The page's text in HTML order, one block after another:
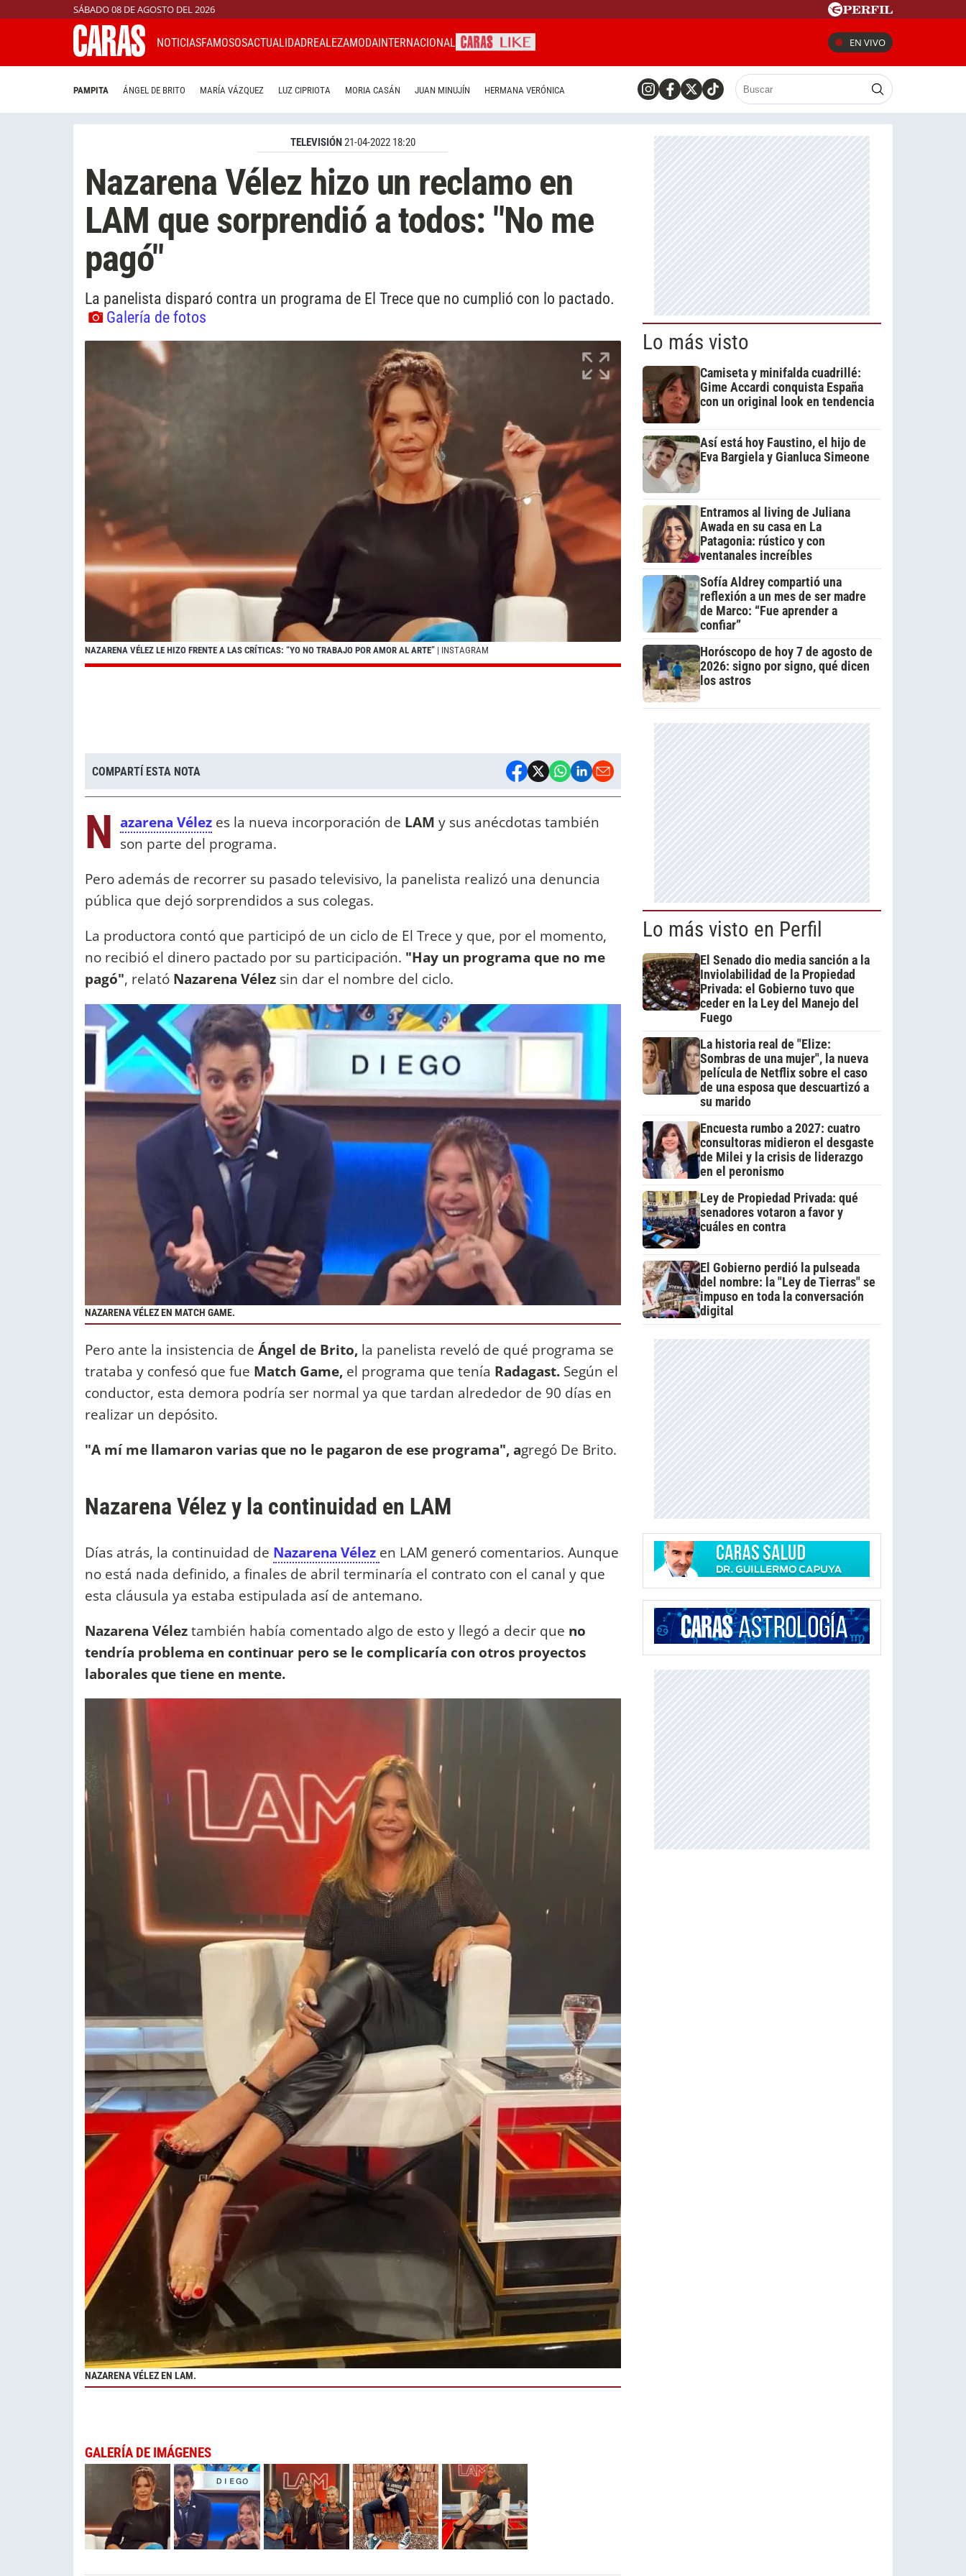
SÁBADO 08 DE AGOSTO DEL 2026
NOTICIASFAMOSOSACTUALIDADREALEZAMODAINTERNACIONAL EN VIVO
PAMPITA ÁNGEL DE BRITO MARÍA VÁZQUEZ LUZ CIPRIOTA MORIA CASÁN JUAN MINUJÍN HERMANA VERÓNICA
TELEVISIÓN21-04-2022 18:20
Nazarena Vélez hizo un reclamo en
LAM que sorprendió a todos: "No me
pagó"
La panelista disparó contra un programa de El Trece que no cumplió con lo pactado.
Galería de fotos
NAZARENA VÉLEZ LE HIZO FRENTE A LAS CRÍTICAS: “YO NO TRABAJO POR AMOR AL ARTE” | INSTAGRAM
COMPARTÍ ESTA NOTA
N azarena Vélez es la nueva incorporación de LAM y sus anécdotas también
son parte del programa.
Pero además de recorrer su pasado televisivo, la panelista realizó una denuncia
pública que dejó sorprendidos a sus colegas.
La productora contó que participó de un ciclo de El Trece y que, por el momento,
no recibió el dinero pactado por su participación. "Hay un programa que no me
pagó", relató Nazarena Vélez sin dar el nombre del ciclo.
NAZARENA VÉLEZ EN MATCH GAME.
Pero ante la insistencia de Ángel de Brito, la panelista reveló de qué programa se
trataba y confesó que fue Match Game, el programa que tenía Radagast. Según el
conductor, esta demora podría ser normal ya que tardan alrededor de 90 días en
realizar un depósito.
"A mí me llamaron varias que no le pagaron de ese programa", agregó De Brito.
Nazarena Vélez y la continuidad en LAM
Días atrás, la continuidad de Nazarena Vélez en LAM generó comentarios. Aunque
no está nada definido, a finales de abril terminaría el contrato con el canal y que
esta cláusula ya estaba estipulada así de antemano.
Nazarena Véleztambién había comentado algo de esto y llegó a decir que no
tendría problema en continuar pero se le complicaría con otros proyectos
laborales que tiene en mente.
NAZARENA VÉLEZ EN LAM.
GALERÍA DE IMÁGENES
Lo más visto
Camiseta y minifalda cuadrillé:
Gime Accardi conquista España
con un original look en tendencia
Así está hoy Faustino, el hijo de
Eva Bargiela y Gianluca Simeone
Entramos al living de Juliana
Awada en su casa en La
Patagonia: rústico y con
ventanales increíbles
Sofía Aldrey compartió una
reflexión a un mes de ser madre
de Marco: “Fue aprender a
confiar”
Horóscopo de hoy 7 de agosto de
2026: signo por signo, qué dicen
los astros
Lo más visto en Perfil
El Senado dio media sanción a la
Inviolabilidad de la Propiedad
Privada: el Gobierno tuvo que
ceder en la Ley del Manejo del
Fuego
La historia real de "Elize:
Sombras de una mujer", la nueva
película de Netflix sobre el caso
de una esposa que descuartizó a
su marido
Encuesta rumbo a 2027: cuatro
consultoras midieron el desgaste
de Milei y la crisis de liderazgo
en el peronismo
Ley de Propiedad Privada: qué
senadores votaron a favor y
cuáles en contra
El Gobierno perdió la pulseada
del nombre: la "Ley de Tierras" se
impuso en toda la conversación
digital